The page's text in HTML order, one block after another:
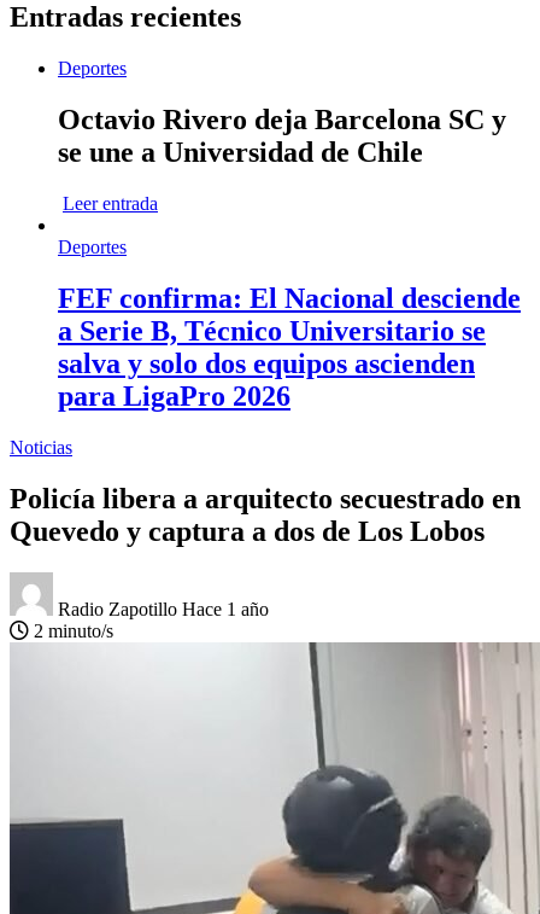
Entradas recientes
Deportes
Octavio Rivero deja Barcelona SC y
se une a Universidad de Chile
Leer entrada
Deportes
FEF confirma: El Nacional desciende
a Serie B, Técnico Universitario se
salva y solo dos equipos ascienden
para LigaPro 2026
Noticias
Policía libera a arquitecto secuestrado en
Quevedo y captura a dos de Los Lobos
Radio Zapotillo Hace 1 año
2 minuto/s